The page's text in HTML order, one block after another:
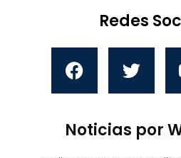
Redes
Noticias por